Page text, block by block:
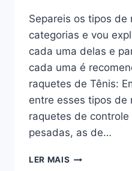
Separeis os tipos de
categorias e vou
cada uma delas e
cada uma é
raquetes de Tênis:
entre esses tipos de
raquetes de
pesadas, as de…
LER MAIS TIPOS